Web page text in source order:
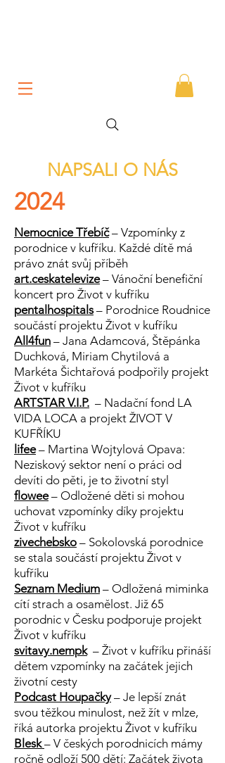
NAPSALI O NÁS
2024
Nemocnice Třebíč – Vzpomínky z
porodnice v kufříku. Každé dítě má
právo znát svůj příběh
art.ceskatelevize – Vánoční benefiční
koncert pro Život v kufříku
pentalhospitals– Porodnice Roudnice
součástí projektu Život v kufříku
All4fun – Jana Adamcová, Štěpánka
Duchková, Miriam Chytilová a
Markéta Šichtařová podpořily projekt
Život v kufříku
ARTSTAR V.I.P. – Nadační fond LA
VIDA LOCA a projekt ŽIVOT V
KUFŘÍKU
lifee – Martina Wojtylová Opava:
Neziskový sektor není o práci od
devíti do pěti, je to životní styl
flowee – Odložené děti si mohou
uchovat vzpomínky díky projektu
Život v kufříku
zivechebsko – Sokolovská porodnice
se stala součástí projektu Život v
kufříku
Seznam Medium – Odložená miminka
cítí strach a osamělost. Již 65
porodnic v Česku podporuje projekt
Život v kufříku
svitavy.nempk – Život v kufříku přináší
dětem vzpomínky na začátek jejich
životní cesty
Podcast Houpačky– Je lepší znát
svou těžkou minulost, než žít v mlze,
říká autorka projektu Život v kufříku
Blesk– V českých porodnicích mámy
ročně odloží 500 dětí: Začátek života